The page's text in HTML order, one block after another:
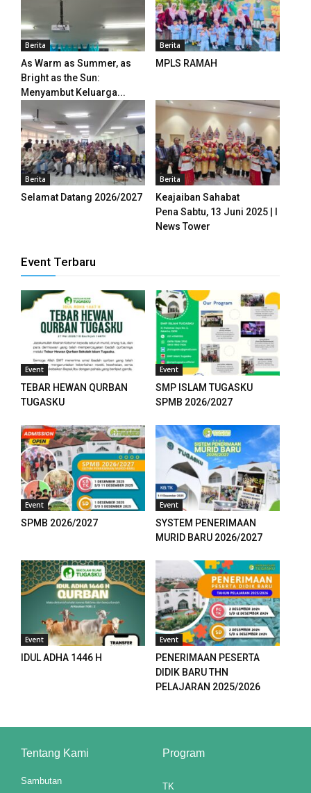
Berita
As Warm as Summer, as
Bright as the Sun:
Menyambut Keluarga...
Berita
MPLS RAMAH
Berita
Selamat Datang 2026/2027
Berita
Keajaiban Sahabat
Pena Sabtu, 13 Juni 2025 | I
News Tower
Event Terbaru
Event
TEBAR HEWAN QURBAN
TUGASKU
Event
SMP ISLAM TUGASKU
SPMB 2026/2027
Event
SPMB 2026/2027
Event
SYSTEM PENERIMAAN
MURID BARU 2026/2027
Event
IDUL ADHA 1446 H
Event
PENERIMAAN PESERTA
DIDIK BARU THN
PELAJARAN 2025/2026
Tentang Kami
Sambutan
Program
TK